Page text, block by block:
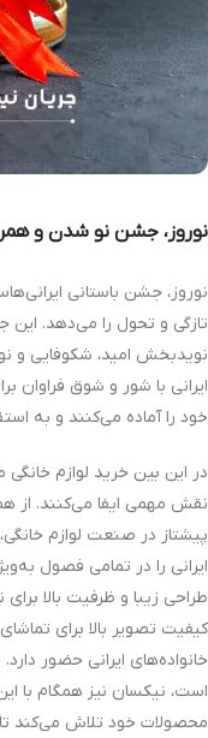
نوروز، جشن نو شدن و
نوروز، جشن باستانی
تازگی و تحول را می‌دهد.
نویدبخش امید، شکوفایی و
ایرانی با شور و شوق فراوان
خود را آماده می‌کنند و به
در این بین خرید لوازم
نقش مهمی ایفا می‌کنند. از
پیشتاز در صنعت لوازم
ایرانی را در تمامی فصول
طراحی زیبا و ظرفیت بالا
کیفیت تصویر بالا برای
خانواده‌های ایرانی حضور
است، نیکسان نیز همگام با
محصولات خود تلاش می‌کند